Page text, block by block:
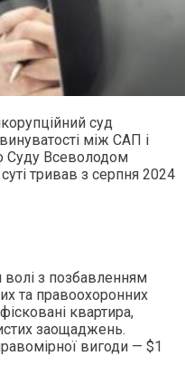
суд
між САП і
Суду Всеволодом
тривав з серпня 2024
волі з позбавленням
та правоохоронних
квартира,
заощаджень.
вигоди — $1